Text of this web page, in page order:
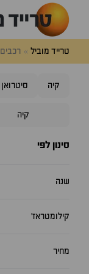
טרייד מוביל רכבים
קיה סיטרואן
קיה
סינון לפי
שנה
קילומטראז׳
מחיר